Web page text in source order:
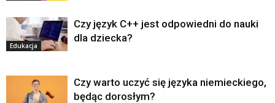
Edukacja
Czy język C++ jest odpowiedni do nauki
dla dziecka?
Czy warto uczyć się języka niemieckiego,
będąc dorosłym?